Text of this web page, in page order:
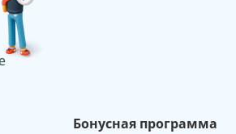
Бонусная программа